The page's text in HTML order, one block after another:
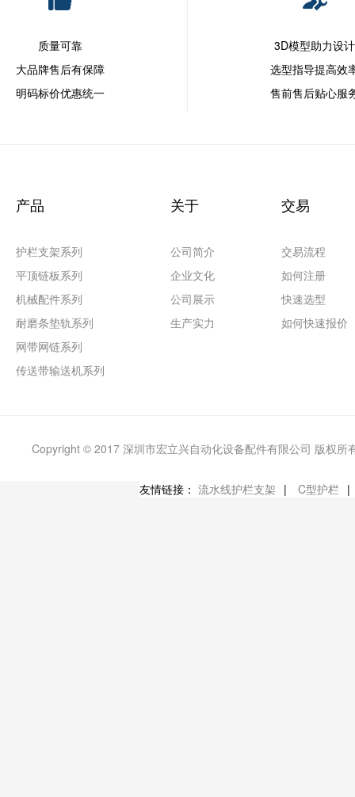
质量可靠
大品牌售后有保障
明码标价优惠统一
3D模型助力设计
选型指导提高效
售前售后贴心服
产品
护栏支架系列
平顶链板系列
机械配件系列
耐磨条垫轨系列
网带网链系列
传送带输送机系列
关于
公司简介
企业文化
公司展示
生产实力
交易
交易流程
如何注册
快速选型
如何快速报价
Copyright © 2017 深圳市宏立兴自动化设备配件有限公司 版权所
友情链接：流水线护栏支架 | C型护栏 |